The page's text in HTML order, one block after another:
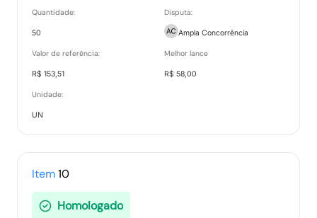
Quantidade:
50
Disputa:
Ampla Concorrência
Valor de referência:
R$ 153,51
Melhor lance
R$ 58,00
Unidade:
UN
Item10
Homologado